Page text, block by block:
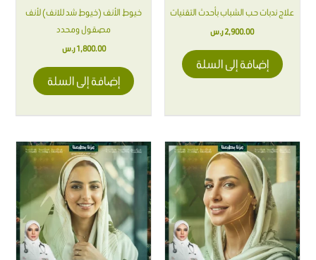
علاج ندبات حب الشباب بأحدث التقنيات
2,900.00ر.س
إضافة إلى السلة
خيوط الأنف (خيوط شد للانف) لأنف
مصقول ومحدد
1,800.00 ر.س
إضافة إلى السلة